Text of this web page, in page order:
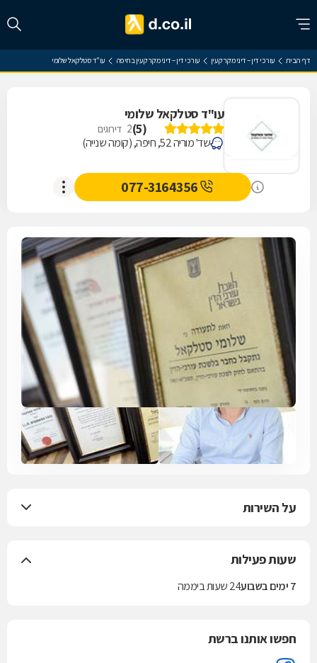
דף הבית עורכי דין – דיני מקרקעין עורכי דין – דיני מקרקעין בחיפה עו"ד סטלקאל שלומי
עו"ד סטלקאל שלומי
(
5
)
2 דירוגים
שד' מוריה 52, חיפה, (קומה שנייה)
077-3164356
על השירות
שעות פעילות
7 ימים בשבוע 24 שעות ביממה
חפשו אותנו ברשת